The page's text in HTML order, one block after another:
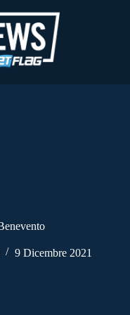
9 Dicembre 2021